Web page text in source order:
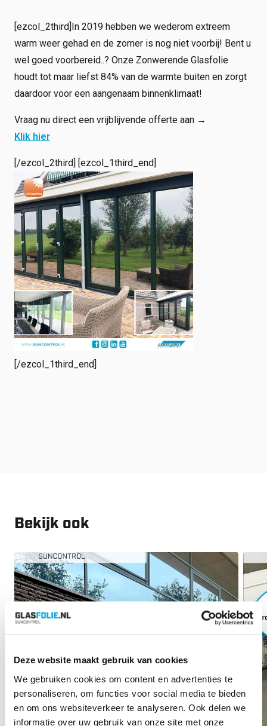
Deze website maakt gebruik van cookies
We gebruiken cookies om content en advertenties te
personaliseren, om functies voor social media te bieden
en om ons websiteverkeer te analyseren. Ook delen we
informatie over uw gebruik van onze site met onze
[ezcol_2third]In 2019 hebben we wederom extreem
warm weer gehad en de zomer is nog niet voorbij! Bent u
wel goed voorbereid..? Onze Zonwerende Glasfolie
houdt tot maar liefst 84% van de warmte buiten en zorgt
daardoor voor een aangenaam binnenklimaat!
Vraag nu direct een vrijblijvende offerte aan →
Klik hier
[/ezcol_2third] [ezcol_1third_end]
[/ezcol_1third_end]
Bekijk ook